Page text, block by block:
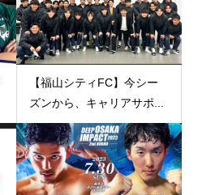
【福山シティFC】今シー
ズンから、キャリアサポ...